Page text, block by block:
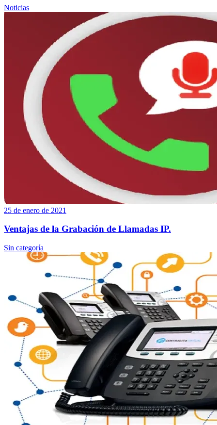
Noticias
25 de enero de 2021
Ventajas de la Grabación de Llamadas IP.
Sin categoría